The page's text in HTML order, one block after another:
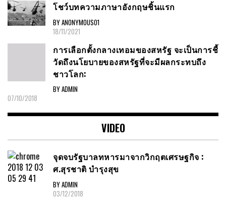
โชว์บทความภาษาอังกฤษชิ้นแรก
BY ANONYMOUS01
18/11/2021
การเลือกตั้งกลางเทอมของสหรัฐ จะเป็นการชี้
วัดถึงนโยบายของสหรัฐที่จะมีผลกระทบถึง
ชาวโลก:
BY ADMIN
07/10/2018
VIDEO
จุดจบรัฐบาลทหารมาจากวิกฤตเศรษฐกิจ :
ศ.สุรชาติ บำรุงสุข
BY ADMIN
03/12/2018